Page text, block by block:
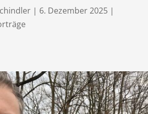
| 6. Dezember 2025|